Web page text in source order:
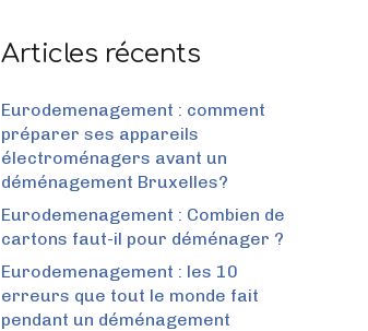
Articles récents
Eurodemenagement : comment
préparer ses appareils
électroménagers avant un
déménagement Bruxelles?
Eurodemenagement : Combien de
cartons faut-il pour déménager ?
Eurodemenagement : les 10
erreurs que tout le monde fait
pendant un déménagement